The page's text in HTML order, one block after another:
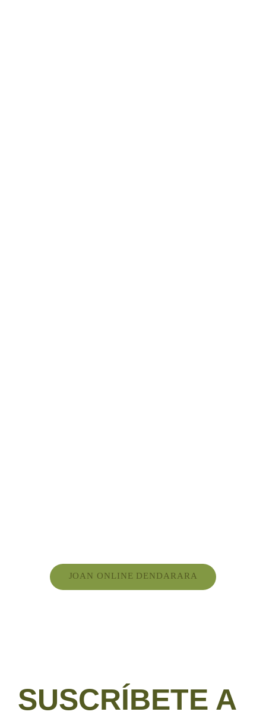
JOAN ONLINE DENDARARA
SUSCRÍBETE A